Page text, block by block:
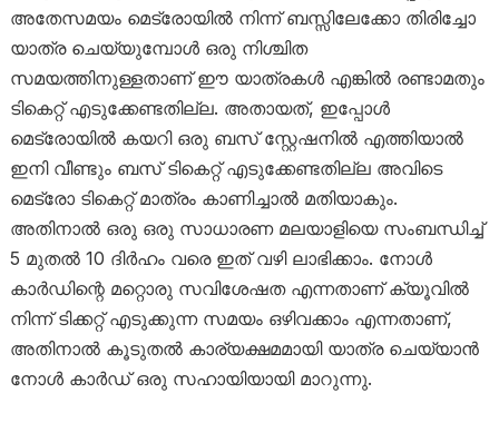
അതേസമയം മെട്രോയിൽ നിന്ന് ബസ്സിലേക്കോ തിരിച്ചോ
യാത്ര ചെയ്യുമ്പോൾ ഒരു നിശ്ചിത
സമയത്തിനുള്ളതാണ് ഈ യാത്രകൾ എങ്കിൽ രണ്ടാമതും
ടികെറ്റ് എടുക്കേണ്ടതില്ല. അതായത്, ഇപ്പോൾ
മെട്രോയിൽ കയറി ഒരു ബസ് സ്റ്റേഷനിൽ എത്തിയാൽ
ഇനി വീണ്ടും ബസ് ടികെറ്റ് എടുക്കേണ്ടതില്ല അവിടെ
മെട്രോ ടികെറ്റ് മാത്രം കാണിച്ചാൽ മതിയാകും.
അതിനാൽ ഒരു ഒരു സാധാരണ മലയാളിയെ സംബന്ധിച്ച്
5 മുതൽ 10 ദിർഹം വരെ ഇത് വഴി ലാഭിക്കാം. നോൾ
കാർഡിന്റെ മറ്റൊരു സവിശേഷത എന്നതാണ് ക്യൂവിൽ
നിന്ന് ടിക്കറ്റ് എടുക്കുന്ന സമയം ഒഴിവക്കാം എന്നതാണ്,
അതിനാൽ കൂടുതൽ കാര്യക്ഷമമായി യാത്ര ചെയ്യാൻ
നോൾ കാർഡ് ഒരു സഹായിയായി മാറുന്നു.